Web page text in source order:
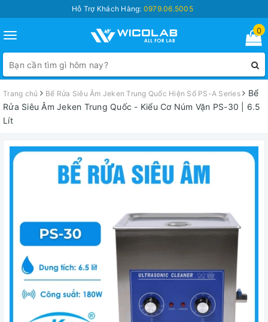
Hỗ Trợ Khách Hàng: 0979.06.5005
Toggle
navigation
0
Trang chủ Bể Rửa Siêu Âm Jeken Trung Quốc Hiện Số PS-A Series
Bể
Rửa Siêu Âm Jeken Trung Quốc - Kiểu Cơ Núm Vặn PS-30 | 6.5
Lít